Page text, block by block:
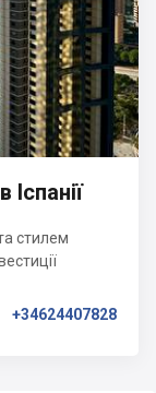
стилем
+34624407828